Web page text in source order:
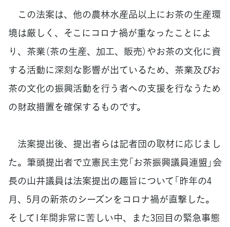
この法案は、他の農林水産品以上にお茶の生産環
境は厳しく、そこにコロナ禍が重なったことによ
り、茶業（茶の生産、加工、販売）やお茶の文化に資
する活動に深刻な影響が出ているため、茶業及びお
茶の文化の振興活動を行う者への支援を行なうため
の財政措置を確保するものです。
法案提出後、提出者らは記者団の取材に応じまし
た。筆頭提出者で立憲民主党「お茶振興議員連盟」会
長の山井議員は法案提出の趣旨について「昨年の4
月、5月の新茶のシーズンをコロナ禍が直撃した。
そして1年間非常に苦しい中、また3回目の緊急事態